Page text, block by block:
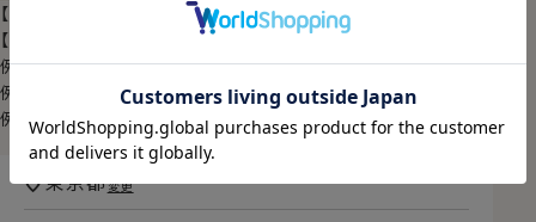
【限定スポット商品】再入荷はございません
【シャツのサイズの見方】
例）M-3982→首回り39cm・裄丈82cm
例）L-4184→首回り41cm・裄丈84cm
例）TALL-L-4190→首回り41cm・裄丈90cm
東京都変更